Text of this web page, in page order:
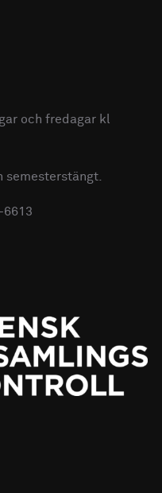
och fredagar kl
semesterstängt.
6613